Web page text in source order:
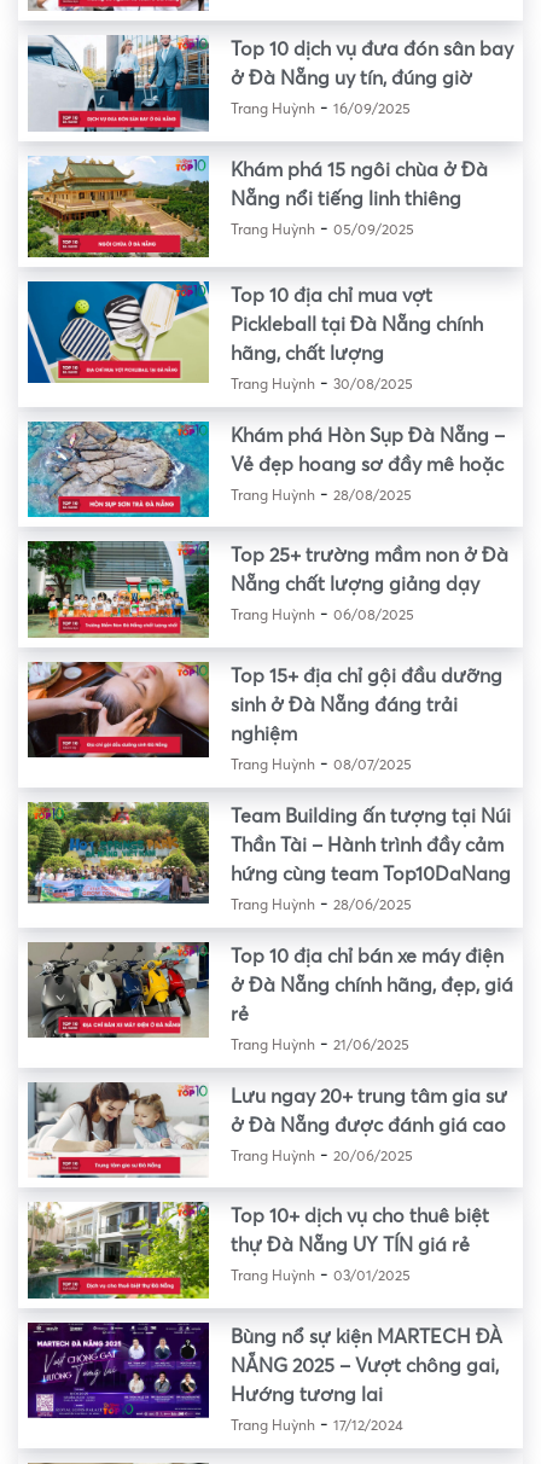
Top 10 dịch vụ đưa đón sân bay
ở Đà Nẵng uy tín, đúng giờ
Trang Huỳnh- 16/09/2025
Khám phá 15 ngôi chùa ở Đà
Nẵng nổi tiếng linh thiêng
Trang Huỳnh- 05/09/2025
Top 10 địa chỉ mua vợt
Pickleball tại Đà Nẵng chính
hãng, chất lượng
Trang Huỳnh- 30/08/2025
Khám phá Hòn Sụp Đà Nẵng –
Vẻ đẹp hoang sơ đầy mê hoặc
Trang Huỳnh- 28/08/2025
Top 25+ trường mầm non ở Đà
Nẵng chất lượng giảng dạy
Trang Huỳnh- 06/08/2025
Top 15+ địa chỉ gội đầu dưỡng
sinh ở Đà Nẵng đáng trải
nghiệm
Trang Huỳnh- 08/07/2025
Team Building ấn tượng tại Núi
Thần Tài – Hành trình đầy cảm
hứng cùng team Top10DaNang
Trang Huỳnh- 28/06/2025
Top 10 địa chỉ bán xe máy điện
ở Đà Nẵng chính hãng, đẹp, giá
rẻ
Trang Huỳnh- 21/06/2025
Lưu ngay 20+ trung tâm gia sư
ở Đà Nẵng được đánh giá cao
Trang Huỳnh- 20/06/2025
Top 10+ dịch vụ cho thuê biệt
thự Đà Nẵng UY TÍN giá rẻ
Trang Huỳnh- 03/01/2025
Bùng nổ sự kiện MARTECH ĐÀ
NẴNG 2025 – Vượt chông gai,
Hướng tương lai
Trang Huỳnh- 17/12/2024